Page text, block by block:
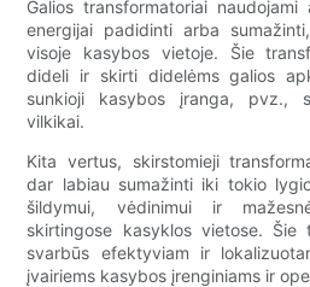
Galios transformatoriai
energijai padidinti arba
visoje kasybos vietoje. Šie
dideli ir skirti didelėms galios
sunkioji kasybos įranga, pvz.,
vilkikai.
Kita vertus, skirstomieji
dar labiau sumažinti iki tokio
šildymui, vėdinimui ir
skirtingose ​​kasyklos vietose. Šie
svarbūs efektyviam ir
įvairiems kasybos įrenginiams ir